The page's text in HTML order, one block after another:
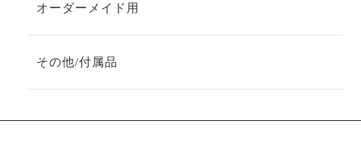
オーダーメイド用
その他/付属品